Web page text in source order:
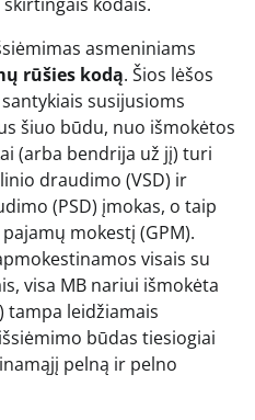
asmeniniams
rūšies kodą. Šios lėšos
susijusioms
šiuo būdu, nuo išmokėtos
(arba bendrija už jį) turi
draudimo (VSD) ir
(PSD) įmokas, o taip
mokestį (GPM).
visais su
visa MB nariui išmokėta
tampa leidžiamais
būdas tiesiogiai
pelną ir pelno